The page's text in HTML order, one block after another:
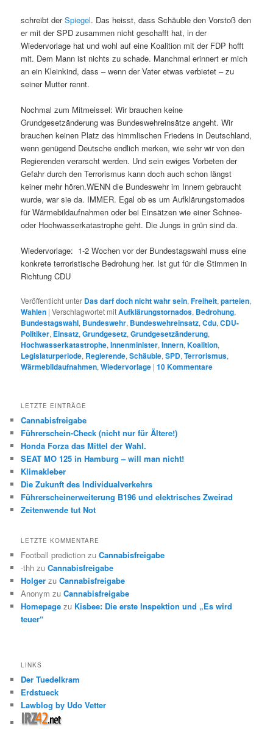
schreibt derSpiegel. Das heisst, dass Schäuble den Vorstoß den
er mit der SPD zusammen nicht geschafft hat, in der
Wiedervorlage hat und wohl auf eine Koalition mit der FDP hofft
mit. Dem Mann ist nichts zu schade. Manchmal erinnert er mich
an ein Kleinkind, dass – wenn der Vater etwas verbietet – zu
seiner Mutter rennt.
Nochmal zum Mitmeissel: Wir brauchen keine
Grundgesetzänderung was Bundeswehreinsätze angeht. Wir
brauchen keinen Platz des himmlischen Friedens in Deutschland,
wenn genügend Deutsche endlich merken, wie sehr wir von den
Regierenden verarscht werden. Und sein ewiges Vorbeten der
Gefahr durch den Terrorismus kann doch auch schon längst
keiner mehr hören.WENN die Bundeswehr im Innern gebraucht
wurde, war sie da. IMMER. Egal ob es um Aufklärungstornados
für Wärmebildaufnahmen oder bei Einsätzen wie einer Schnee-
oder Hochwasserkatastrophe geht. Die Jungs in grün sind da.
Wiedervorlage: 1-2 Wochen vor der Bundestagswahl muss eine
konkrete terroristische Bedrohung her. Ist gut für die Stimmen in
Richtung CDU
Veröffentlicht unter Das darf doch nicht wahr sein,Freiheit,parteien,
Wahlen |Verschlagwortet mitAufklärungstornados, Bedrohung,
Bundestagswahl, Bundeswehr, Bundeswehreinsatz,Cdu,CDU-
Politiker, Einsatz,Grundgesetz,Grundgesetzänderung,
Hochwasserkatastrophe,Innenminister,Innern,Koalition,
Legislaturperiode, Regierende,Schäuble,SPD,Terrorismus,
Wärmebildaufnahmen,Wiedervorlage |10Kommentare
LETZTE EINTRÄGE
Cannabisfreigabe
Führerschein-Check (nicht nur für Ältere!)
Honda Forza das Mittel der Wahl.
SEAT MO 125 in Hamburg – will man nicht!
Klimakleber
Die Zukunft des Individualverkehrs
Führerscheinerweiterung B196 und elektrisches Zweirad
Zeitenwende tut Not
LETZTE KOMMENTARE
Football prediction zuCannabisfreigabe
-thh zuCannabisfreigabe
Holger zuCannabisfreigabe
Anonym zuCannabisfreigabe
Homepage zu Kisbee: Die erste Inspektion und „Es wird
teuer“
LINKS
Der Tuedelkram
Erdstueck
Lawblog by Udo Vetter